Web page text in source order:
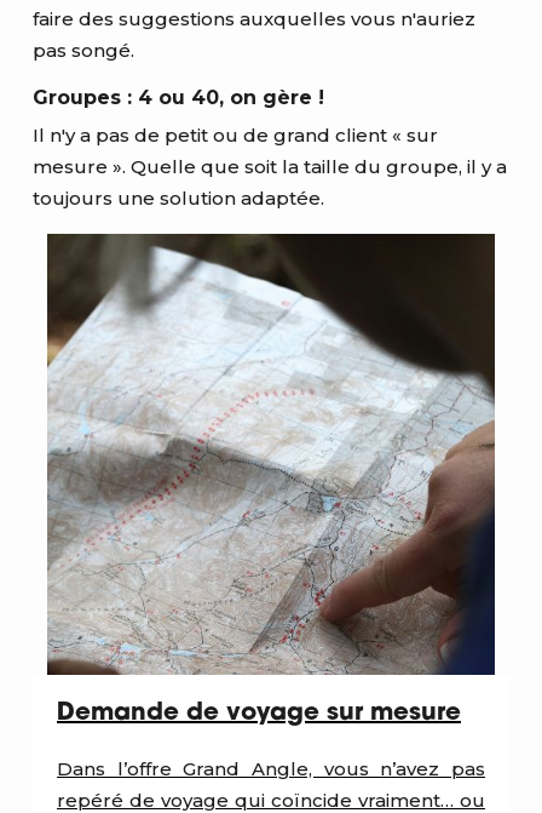
faire des suggestions auxquelles vous n'auriez
pas songé.
Groupes : 4 ou 40, on gère !
Il n'y a pas de petit ou de grand client « sur
mesure ». Quelle que soit la taille du groupe, il y a
toujours une solution adaptée.
Demande de voyage sur mesure
Dans l’offre Grand Angle, vous n’avez pas
repéré de voyage qui coïncide vraiment… ou